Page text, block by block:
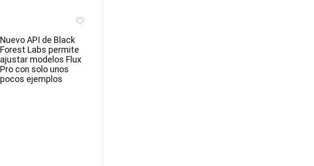
Nuevo API de Black
Forest Labs permite
ajustar modelos Flux
Pro con solo unos
pocos ejemplos